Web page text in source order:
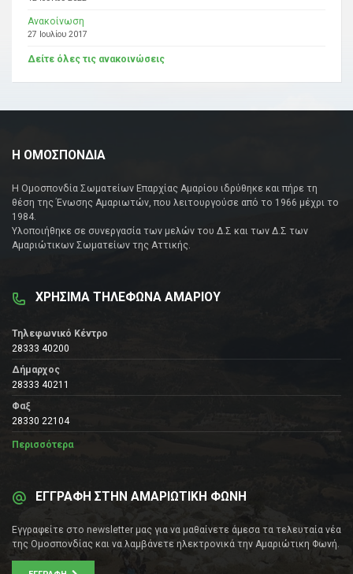
Ανακοίνωση
27 Ιουλίου 2017
Δείτε όλες τις ανακοινώσεις
Η ΟΜΟΣΠΟΝΔΙΑ
Η Ομοσπονδία Σωματείων Επαρχίας Αμαρίου ιδρύθηκε και πήρε τη
θέση της Ένωσης Αμαριωτών, που λειτουργούσε από το 1966 μέχρι το
1984.
Υλοποιήθηκε σε συνεργασία των μελών του Δ.Σ και των Δ.Σ των
Αμαριώτικων Σωματείων της Αττικής.
ΧΡΗΣΙΜΑ ΤΗΛΕΦΩΝΑ ΑΜΑΡΙΟΥ
Τηλεφωνικό Κέντρο
28333 40200
Δήμαρχος
28333 40211
Φαξ
28330 22104
Περισσότερα
ΕΓΓΡΑΦΗ ΣΤΗΝ ΑΜΑΡΙΩΤΙΚΗ ΦΩΝΗ
Εγγραφείτε στο newsletter μας για να μαθαίνετε άμεσα τα τελευταία νέα
της Ομοσπονδίας και να λαμβάνετε ηλεκτρονικά την Αμαριώτικη Φωνή.